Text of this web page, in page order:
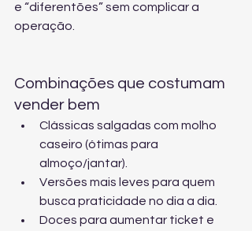
e “diferentões” sem complicar a
operação.
Combinações que costumam
vender bem
Clássicas salgadas com molho
caseiro (ótimas para
almoço/jantar).
Versões mais leves para quem
busca praticidade no dia a dia.
Doces para aumentar ticket e